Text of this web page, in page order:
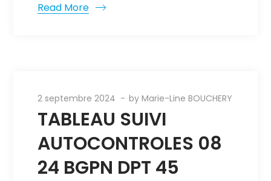
Read More
2 septembre 2024 byMarie-Line BOUCHERY
TABLEAU SUIVI
AUTOCONTROLES 08
24 BGPN DPT 45